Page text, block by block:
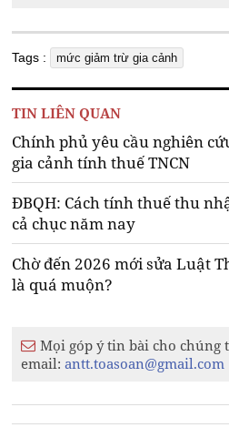
Tags : mức giảm trừ gia cảnh
TIN LIÊN QUAN
Chính phủ yêu cầu nghiên
gia cảnh tính thuế TNCN
ĐBQH: Cách tính thuế thu
cả chục năm nay
Chờ đến 2026 mới sửa Luật
là quá muộn?
Mọi góp ý tin bài cho chúng
email:antt.toasoan@gmail.com